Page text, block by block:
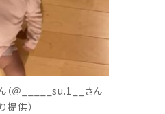
（＠_____su.1__さん
提供）